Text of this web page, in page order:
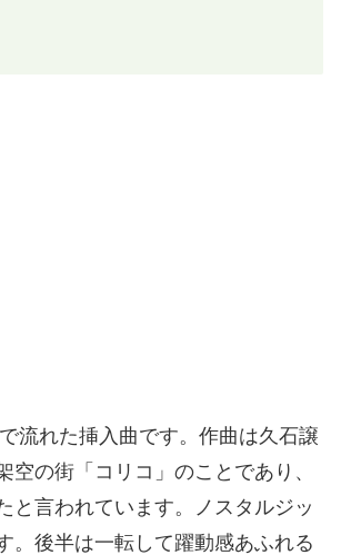
流れた挿入曲です。作曲は久石譲
の街「コリコ」のことであり、
と言われています。ノスタルジッ
。後半は一転して躍動感あふれる